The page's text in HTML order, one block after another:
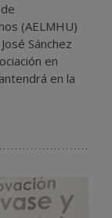
(AELMHU)
Sánchez
en
en la